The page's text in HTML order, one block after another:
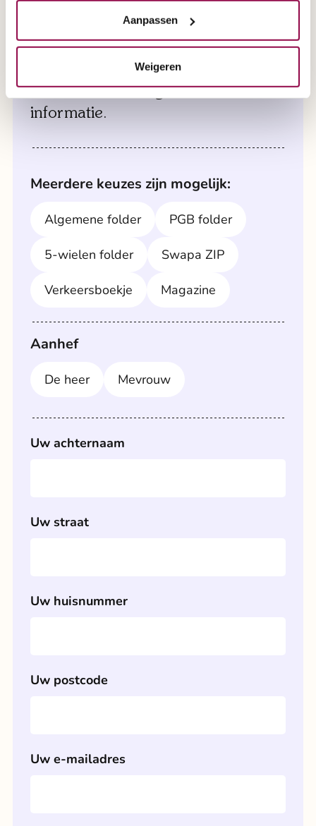
Aanpassen
Weigeren
alles klaarstaat voor een grondige test.
Maak direct een afspraak via 0800 2020 of
afspraak aan huis'.
Een brochure aanvragen?
Selecteer hier de gewenste
informatie.
Meerdere keuzes zijn mogelijk:
Algemene folder PGB folder
5-wielen folder Swapa ZIP
Verkeersboekje Magazine
Aanhef
De heer Mevrouw
Uw achternaam
Uw straat
Uw huisnummer
Uw postcode
Uw e-mailadres